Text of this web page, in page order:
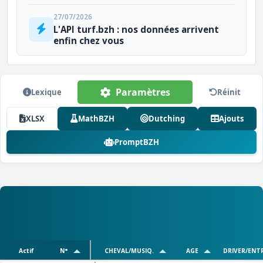
27/07/2026
L'API turf.bzh : nos données arrivent
enfin chez vous
Lexique Paramètres Réinit
XLSX MathBZH Dutching Ajouts
PromptBZH
Actif N° CHEVAL/MUSIQ. AGE DRIVER/